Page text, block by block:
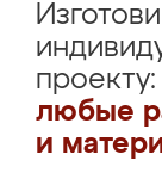
проекту:
любые
и